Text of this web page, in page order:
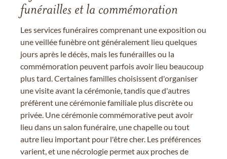
funérailles et la commémoration
Les services funéraires comprenant une exposition ou
une veillée funèbre ont généralement lieu quelques
jours après le décès, mais les funérailles ou la
commémoration peuvent parfois avoir lieu beaucoup
plus tard. Certaines familles choisissent d'organiser
une visite avant la cérémonie, tandis que d'autres
préfèrent une cérémonie familiale plus discrète ou
privée. Une cérémonie commémorative peut avoir
lieu dans un salon funéraire, une chapelle ou tout
autre lieu important pour l'être cher. Les préférences
varient, et une nécrologie permet aux proches de